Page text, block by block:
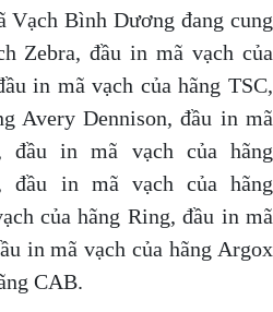
Vạch Bình Dương đang cung
Zebra, đầu in mã vạch của
in mã vạch của hãng TSC,
Avery Dennison, đầu in mã
đầu in mã vạch của hãng
đầu in mã vạch của hãng
của hãng Ring, đầu in mã
in mã vạch của hãng Argox
CAB.